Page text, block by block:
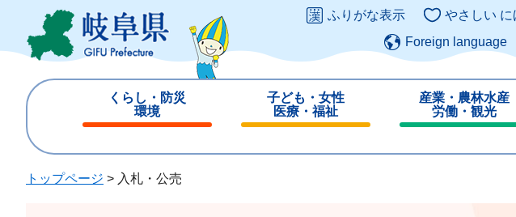
ジ
ュ
この
ふりがな表示 やさしい に
Foreign language
くらし・防災
環境
じ
子ども・女性
医療・福祉
じ
産業・農林水産
労働・観光
じ
トップページ > 入札・公売